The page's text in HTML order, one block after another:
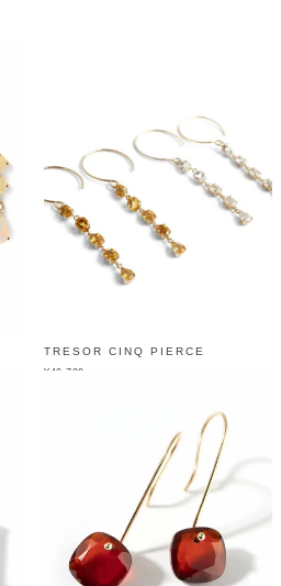
TRESOR CINQ PIERCE
¥ 40,700